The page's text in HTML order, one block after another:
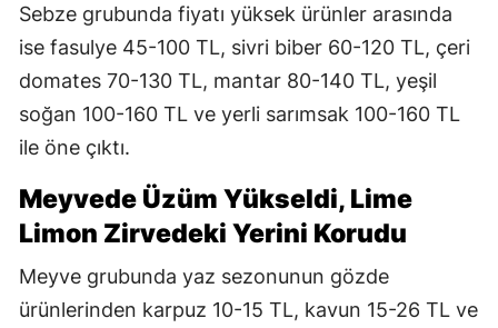
Sebze grubunda fiyatı yüksek ürünler arasında
ise fasulye 45-100 TL, sivri biber 60-120 TL, çeri
domates 70-130 TL, mantar 80-140 TL, yeşil
soğan 100-160 TL ve yerli sarımsak 100-160 TL
ile öne çıktı.
Meyvede Üzüm Yükseldi, Lime
Limon Zirvedeki Yerini Korudu
Meyve grubunda yaz sezonunun gözde
ürünlerinden karpuz 10-15 TL, kavun 15-26 TL ve